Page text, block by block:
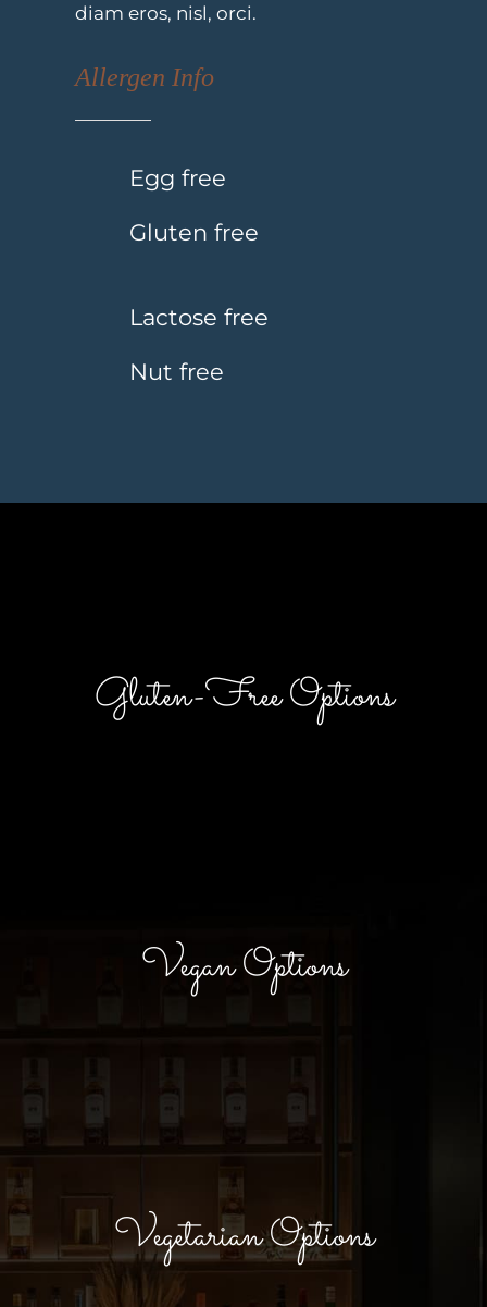
diam eros, nisl, orci.
Allergen Info
Egg free
Gluten free
Lactose free
Nut free
Gluten-Free Options
Vegan Options
Vegetarian Options